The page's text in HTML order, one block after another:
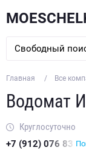
Главная Все
Водомат
Круглосуточно
+7 (912) 076 83